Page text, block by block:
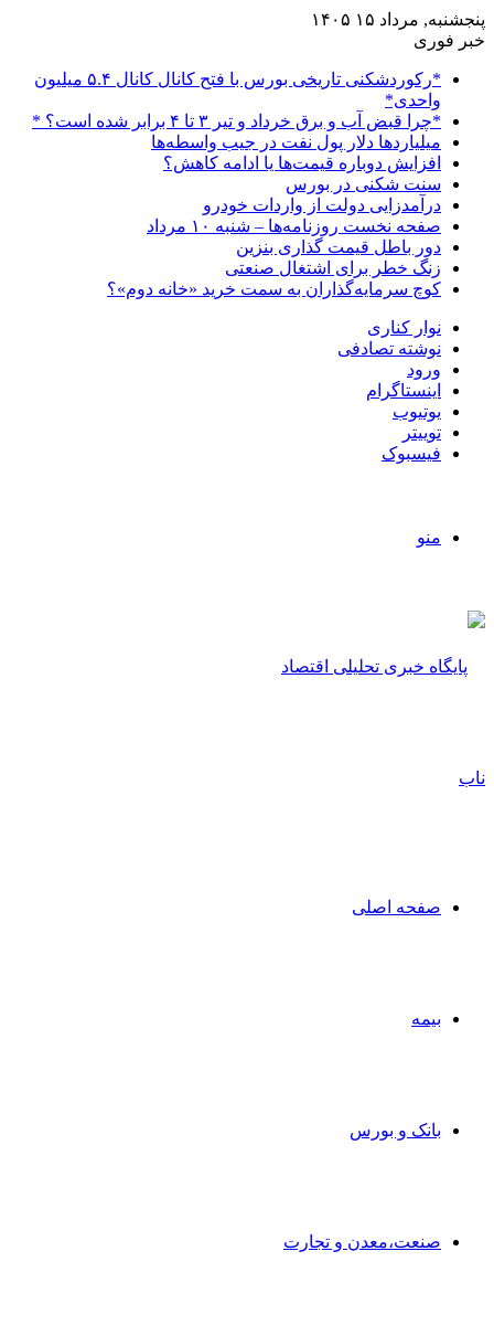
پنجشنبه, مرداد ۱۵ ۱۴۰۵
خبر فوری
*رکوردشکنی تاریخی بورس با فتح کانال کانال ۵.۴ میلیون
واحدی*
*چرا قبض آب و برق خرداد و تیر ۳ تا ۴ برابر شده است؟ *
میلیاردها دلار پول نفت در جیب واسطه‌ها
افزایش دوباره قیمت‌ها یا ادامه کاهش؟
سنت شکنی در بورس
درآمدزایی دولت از واردات خودرو
صفحه نخست روزنامه‌ها – شنبه ۱۰ مرداد
دور باطل قیمت گذاری بنزین
زنگ خطر برای اشتغال صنعتی
کوچ سرمایه‌گذاران به سمت خرید «خانه دوم»؟
نوار کناری
نوشته تصادفی
ورود
اینستاگرام
یوتیوب
توییتر
فیسبوک
منو
صفحه اصلی
بیمه
بانک و بورس
صنعت،معدن و تجارت